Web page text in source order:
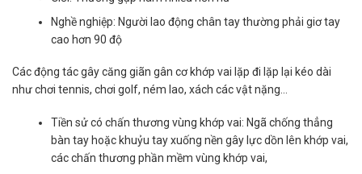
Nghề nghiệp: Người lao động chân tay thường phải giơ tay
cao hơn 90 độ
Các động tác gây căng giãn gân cơ khớp vai lặp đi lặp lại kéo dài
như chơi tennis, chơi golf, ném lao, xách các vật nặng…
Tiền sử có chấn thương vùng khớp vai: Ngã chống thẳng
bàn tay hoặc khuỷu tay xuống nền gây lực dồn lên khớp vai,
các chấn thương phần mềm vùng khớp vai,